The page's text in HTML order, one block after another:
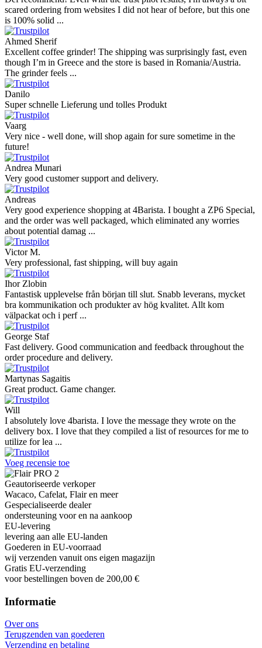
scared ordering from websites I did not hear of before, but this one
is 100% solid ...
Ahmed Sherif
Excellent coffee grinder! The shipping was surprisingly fast, even
though I’m in Greece and the store is based in Romania/Austria.
The grinder feels ...
Danilo
Super schnelle Lieferung und tolles Produkt
Vaarg
Very nice - well done, will shop again for sure sometime in the
future!
Andrea Munari
Very good customer support and delivery.
Andreas
Very good experience shopping at 4Barista. I bought a ZP6 Special,
and the order was well packaged, which eliminated any worries
about potential damag ...
Victor M.
Very professional, fast shipping, will buy again
Ihor Zlobin
Fantastisk upplevelse från början till slut. Snabb leverans, mycket
bra kommunikation och produkter av hög kvalitet. Allt kom
välpackat och i perf ...
George Staf
Fast delivery. Good communication and feedback throughout the
order procedure and delivery.
Martynas Sagaitis
Great product. Game changer.
Will
I absolutely love 4barista. I love the message they wrote on the
delivery box. I love that they compiled a list of resources for me to
utilize for lea ...
Voeg recensie toe
Geautoriseerde verkoper
Wacaco, Cafelat, Flair en meer
Gespecialiseerde dealer
ondersteuning voor en na aankoop
EU-levering
levering aan alle EU-landen
Goederen in EU-voorraad
wij verzenden vanuit ons eigen magazijn
Gratis EU-verzending
voor bestellingen boven de 200,00 €
Informatie
Over ons
Terugzenden van goederen
Verzending en betaling